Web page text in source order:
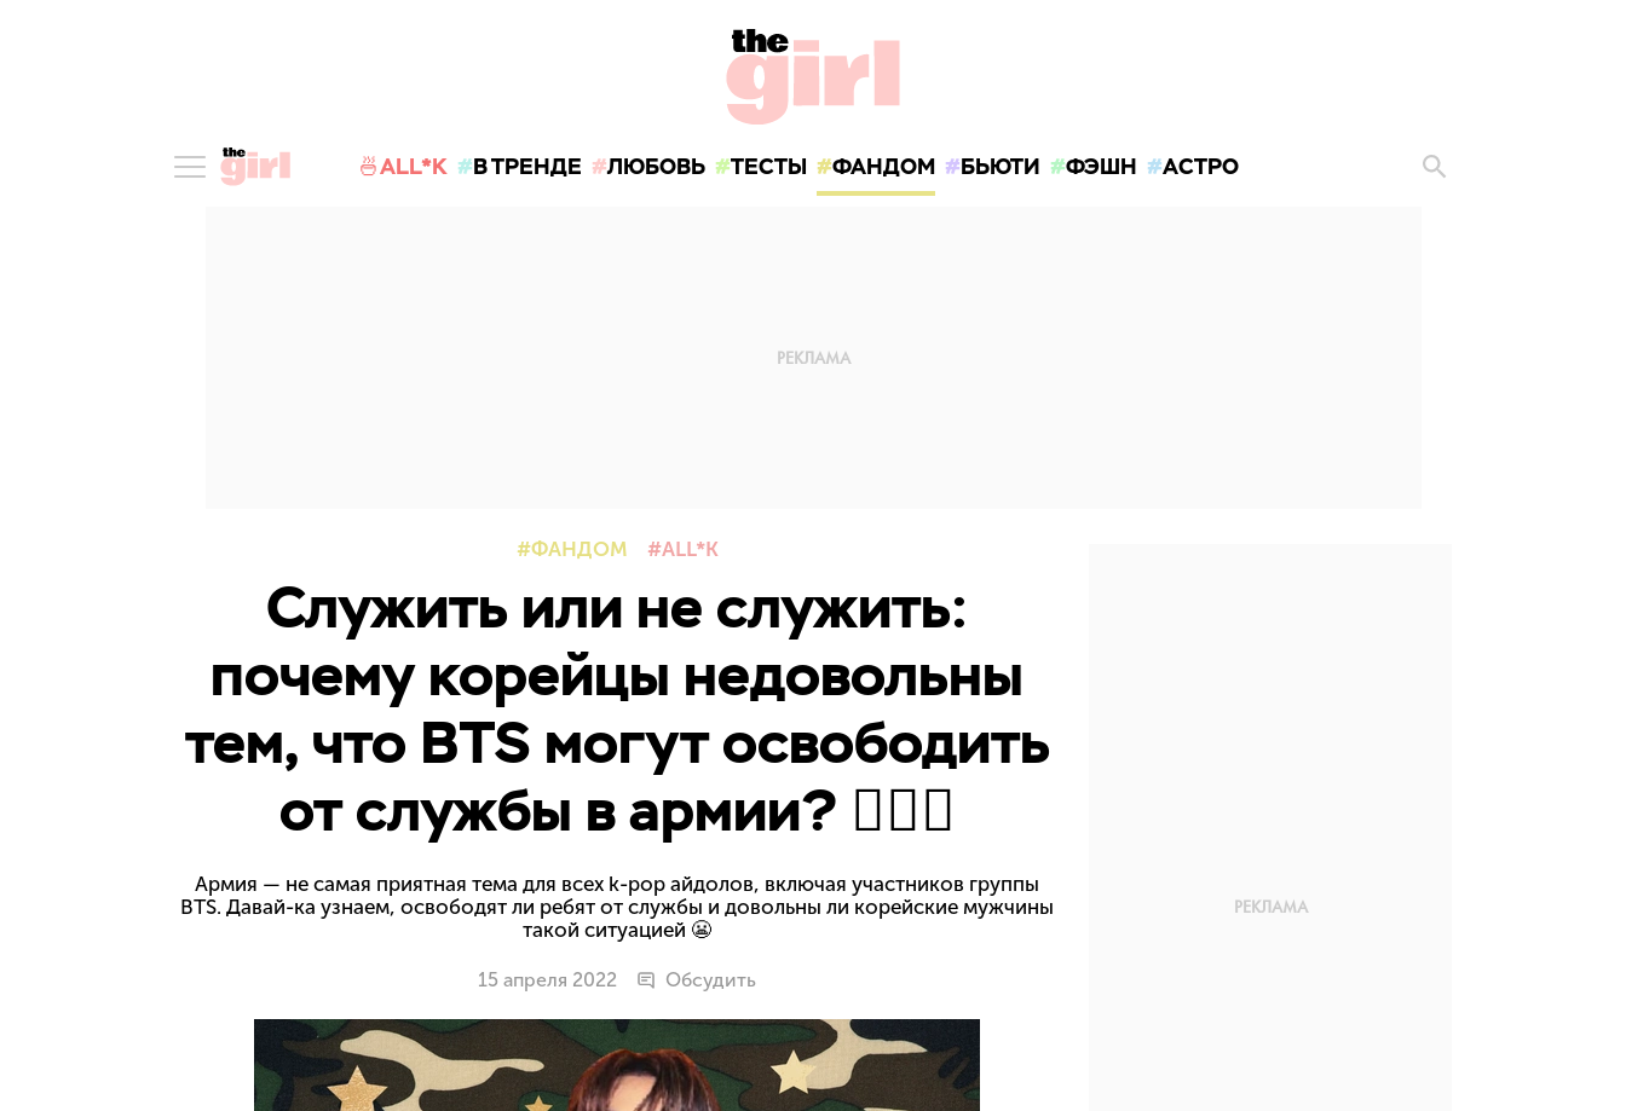
🍜ALL*K В ТРЕНДЕ ЛЮБОВЬ ТЕСТЫ ФАНДОМ БЬЮТИ ФЭШН АСТРО
ФАНДОМ ALL*K
Служить или не служить:
почему корейцы недовольны
тем, что BTS могут освободить
от службы в армии? 🤷🏻‍♀️
Армия — не самая приятная тема для всех k-pop айдолов, включая участников группы
BTS. Давай-ка узнаем, освободят ли ребят от службы и довольны ли корейские мужчины
такой ситуацией 😬
15 апреля 2022 Обсудить